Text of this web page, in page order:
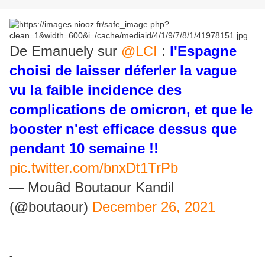
De Emanuely sur @LCI : l'Espagne
choisi de laisser déferler la vague
vu la faible incidence des
complications de omicron, et que le
booster n'est efficace dessus que
pendant 10 semaine !!
pic.twitter.com/bnxDt1TrPb
— Mouâd Boutaour Kandil
(@boutaour) December 26, 2021
-